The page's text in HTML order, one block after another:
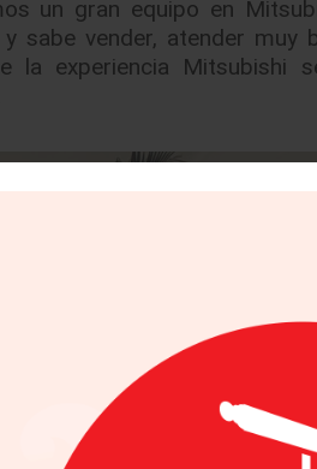
un gran equipo en
sabe vender, atender muy
experiencia Mitsubishi